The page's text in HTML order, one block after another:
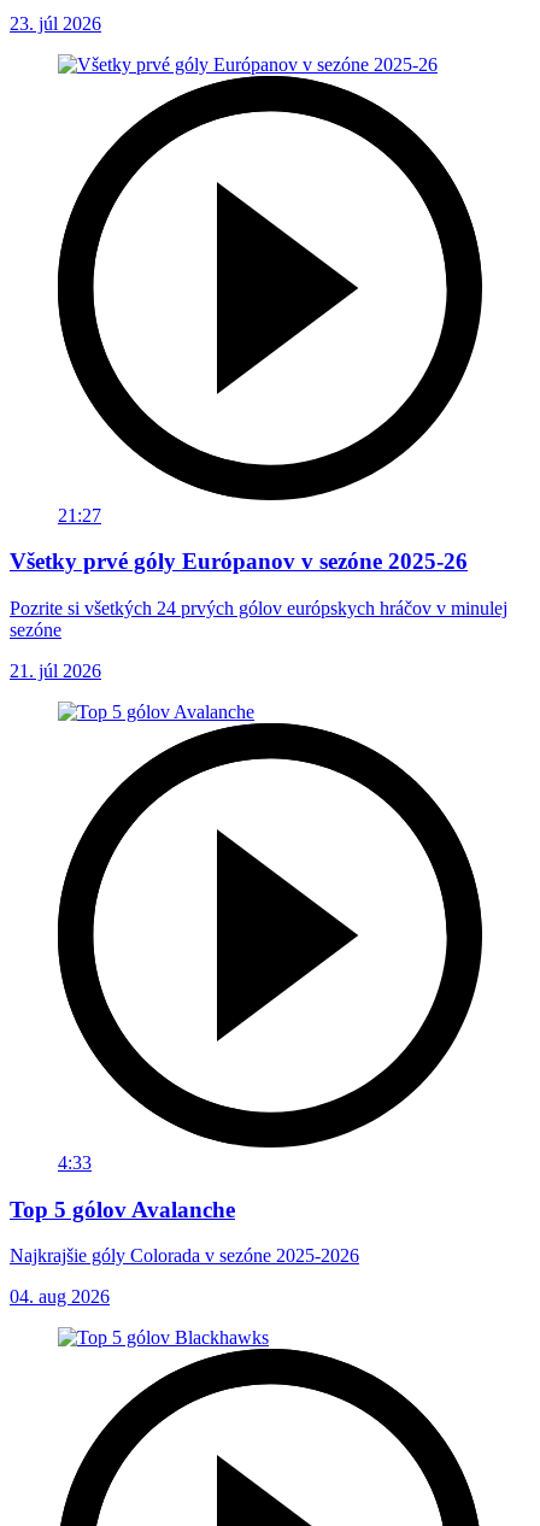
23. júl 2026
21:27
Všetky prvé góly Európanov v sezóne 2025-26
Pozrite si všetkých 24 prvých gólov európskych hráčov v minulej
sezóne
21. júl 2026
4:33
Top 5 gólov Avalanche
Najkrajšie góly Colorada v sezóne 2025-2026
04. aug 2026